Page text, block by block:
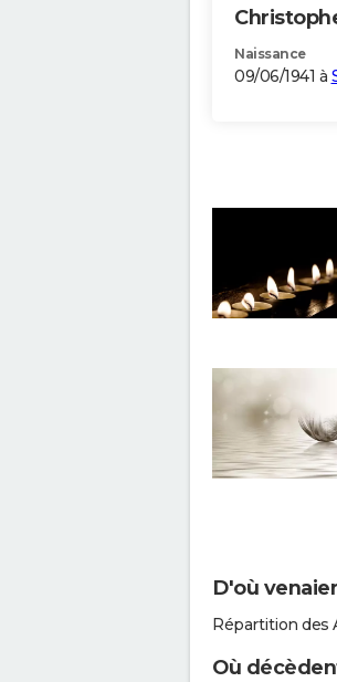
Naissance
09/06/1941 à
D'où
Répartition des
Où